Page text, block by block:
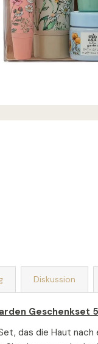
Diskussion
Geschenkset
das die Haut
SEIFEN UND S